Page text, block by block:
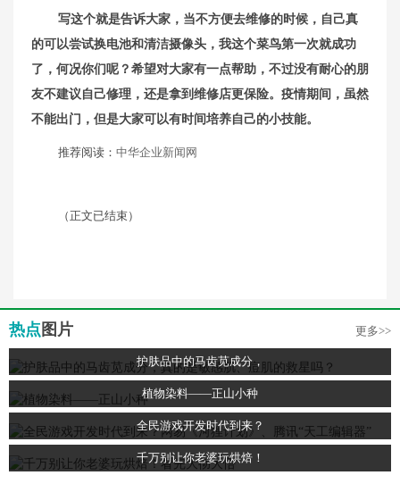
写这个就是告诉大家，当不方便去维修的时候，自己真
的可以尝试换电池和清洁摄像头，我这个菜鸟第一次就成功
了，何况你们呢？希望对大家有一点帮助，不过没有耐心的朋
友不建议自己修理，还是拿到维修店更保险。疫情期间，虽然
不能出门，但是大家可以有时间培养自己的小技能。
推荐阅读： 中华企业新闻网
（正文已结束）
热点 图片 更多>>
护肤品中的马齿苋成分，
植物染料——正山小种
全民游戏开发时代到来？
千万别让你老婆玩烘焙！